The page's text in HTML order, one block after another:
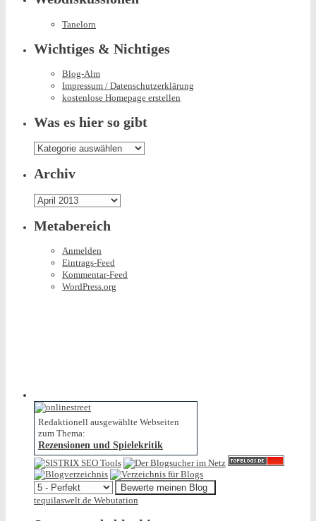
Tanelorn
Wichtiges & Nichtiges
Blog-Alm
Impressum / Datenschutzerklärung
kostenlose Homepage erstellen
Was es hier so gibt
Was
es
hier
so
gibt
Archiv
Archiv
Metabereich
Anmelden
Eintrags-Feed
Kommentar-Feed
WordPress.org
Redaktionell ausgewählte Webseiten
zum Thema:
Rezensionen und Spielekritik
tequilaswelt.de Webutation